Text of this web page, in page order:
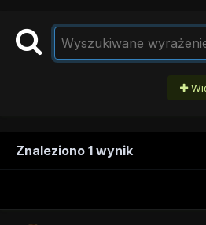
Znaleziono 1 wynik